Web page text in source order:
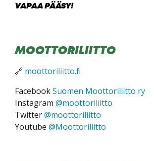
VAPAA PÄÄSY!
MOOTTORILIITTO
🔗 moottoriliitto.fi
FacebookSuomen Moottoriliitto ry
Instagram @moottoriliitto
Twitter@moottoriliitto
Youtube @Moottoriliitto